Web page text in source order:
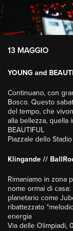
13 MAGGIO
YOUNG and
Continuano, con
Bosco. Questo
del tempo, che
alla bellezza, quella
BEAUTIFUL
Piazzale dello
Klingande //
Rimaniamo in zona
nome ormai di
planetario come
ribattezzato
energia
Via delle Olimpiadi,